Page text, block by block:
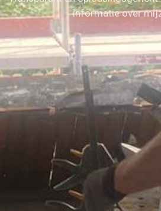
informatie over